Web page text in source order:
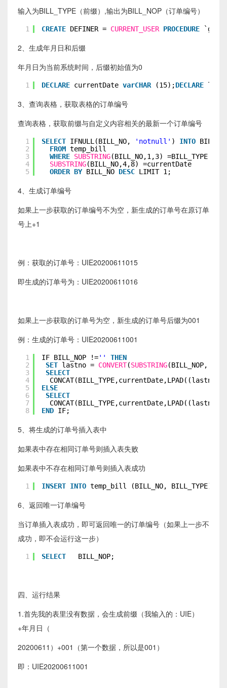
输入为BILL_TYPE（前缀）,输出为BILL_NOP（订单编号）
1 CREATE DEFINER = CURRENT_USER PROCEDURE
2、生成年月日和后缀
年月日为当前系统时间，后缀初始值为0
1 DECLARE currentDate varCHAR (15);DECLARE
3、查询表格，获取表格的订单编号
查询表格，获取前缀与自定义内容相关的最新一个订单编号
1
2
3
4
5
SELECT IFNULL(BILL_NO, 'notnull' ) INTO
FROM temp_bill
WHERE SUBSTRING(BILL_NO,1,3) =BILL_TYPE
SUBSTRING(BILL_NO,4,8) =currentDate
ORDER BY BILL_NO DESC LIMIT 1;
4、生成订单编号
如果上一步获取的订单编号不为空，新生成的订单号在原订单
号上+1
例：获取的订单号：UIE20200611015
即生成的订单号为：UIE20200611016
如果上一步获取的订单号为空，新生成的订单号后缀为001
例：生成的订单号：UIE20200611001
1
2
3
4
5
6
7
8
IF BILL_NOP !=''
THEN
SET lastno = CONVERT(SUBSTRING(BILL_NOP, -
SELECT
CONCAT(BILL_TYPE,currentDate,LPAD((lastno
ELSE
SELECT
CONCAT(BILL_TYPE,currentDate,LPAD((lastno
END IF;
5、将生成的订单号插入表中
如果表中存在相同订单号则插入表失败
如果表中不存在相同订单号则插入表成功
1 INSERT INTO temp_bill (BILL_NO, BILL_TYPE)
6、返回唯一订单编号
当订单插入表成功，即可返回唯一的订单编号（如果上一步不
成功，即不会运行这一步）
1 SELECT BILL_NOP;
四、运行结果
1.首先我的表里没有数据，会生成前缀（我输入的：UIE）
+年月日（
20200611）+001（第一个数据，所以是001）
即：UIE20200611001